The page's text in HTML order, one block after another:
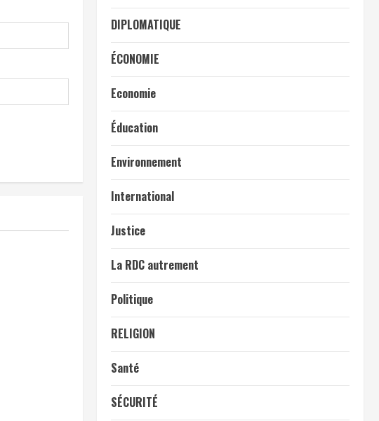
DIPLOMATIQUE
ÉCONOMIE
Economie
Éducation
Environnement
International
Justice
La RDC autrement
Politique
RELIGION
Santé
SÉCURITÉ